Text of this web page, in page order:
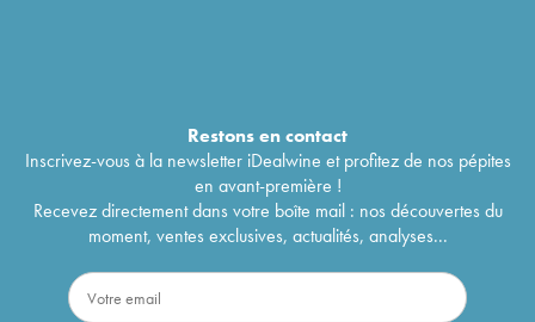
Restons encontact
Inscrivez-vous à la newsletter iDealwine et profitez de nos pépites
en avant-première !
Recevez directement dans votre boîte mail : nos découvertes du
moment, ventes exclusives, actualités, analyses...